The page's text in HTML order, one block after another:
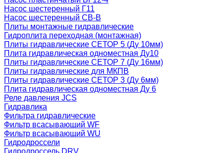
Насос шестеренный Г11
Насос шестеренный СВ-В
Плиты монтажные гидравлические
Гидроплита переходная (монтажная)
Плиты гидравлические СЕТОР 5 (Ду 10мм)
Плита гидравлическая одноместная Ду10
Плиты гидравлические СЕТОР 7 (Ду 16мм)
Плиты гидравлические для МКПВ
Плиты гидравлические СЕТОР 3 (Ду 6мм)
Плита гидравлическая одноместная Ду 6
Реле давления JCS
Гидравлика
Фильтра гидравлические
Фильтр всасывающий WF
Фильтр всасывающий WU
Гидродроссели
Гидродроссель DRV